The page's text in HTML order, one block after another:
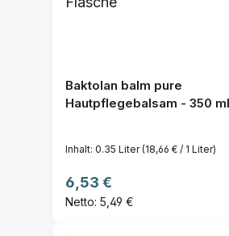
Baktolan balm pure
Hautpflegebalsam - 350
Inhalt: 0.35 Liter(18,66 € / 1 Liter)
Regulärer Preis:
6,53 €
Netto: 5,49 €